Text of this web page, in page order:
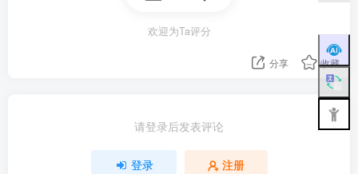
欢迎为Ta评分
分享 收藏
请登录后发表评论
登录 注册